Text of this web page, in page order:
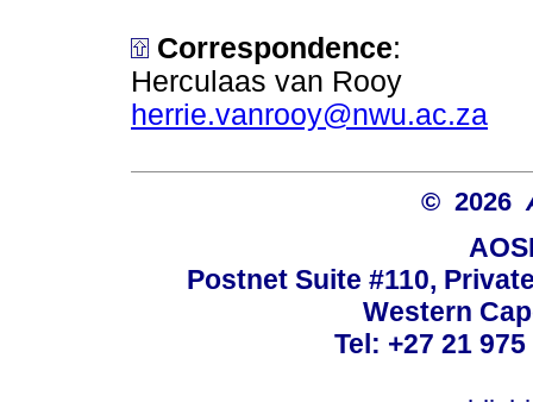
Correspondence:
Herculaas van Rooy
herrie.vanrooy@nwu.ac.za
© 2026
Postnet Suite #110,
Western
Tel: +27 21